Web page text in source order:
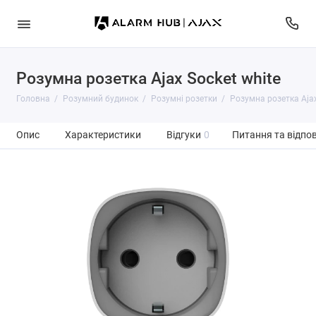
Розумна розетка Ajax Socket white
Головна Розумний будинок Розумні розетки Розумна розетка
Опис Характеристики Відгуки 0 Питання та